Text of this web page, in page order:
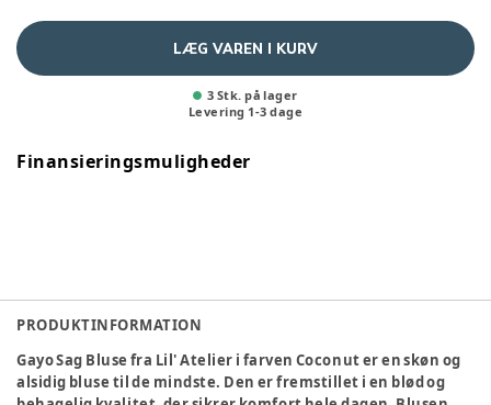
LÆG VAREN I KURV
3 Stk. på lager
Levering 1-3 dage
Finansieringsmuligheder
PRODUKTINFORMATION
Gayo Sag Bluse fra Lil' Atelier i farven Coconut er en skøn og
alsidig bluse til de mindste. Den er fremstillet i en blød og